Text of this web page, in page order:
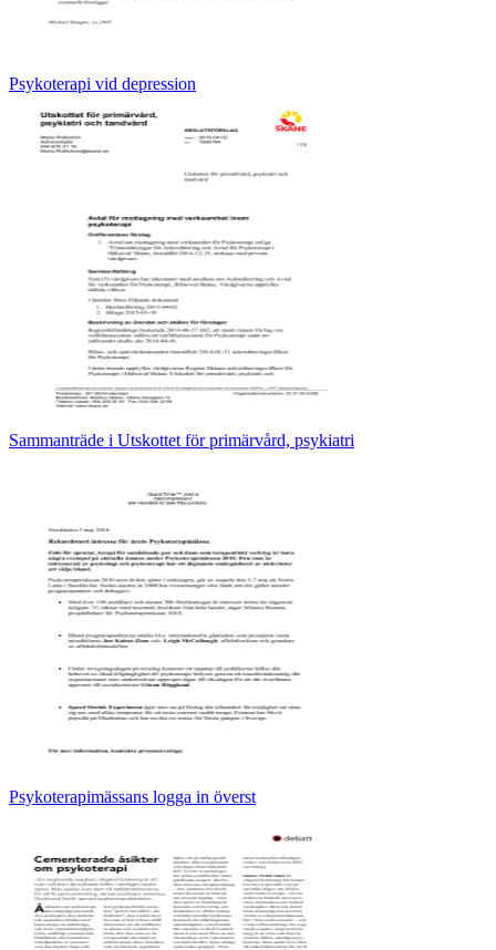
Psykoterapi vid depression
Sammanträde i Utskottet för primärvård, psykiatri
Psykoterapimässans logga in överst